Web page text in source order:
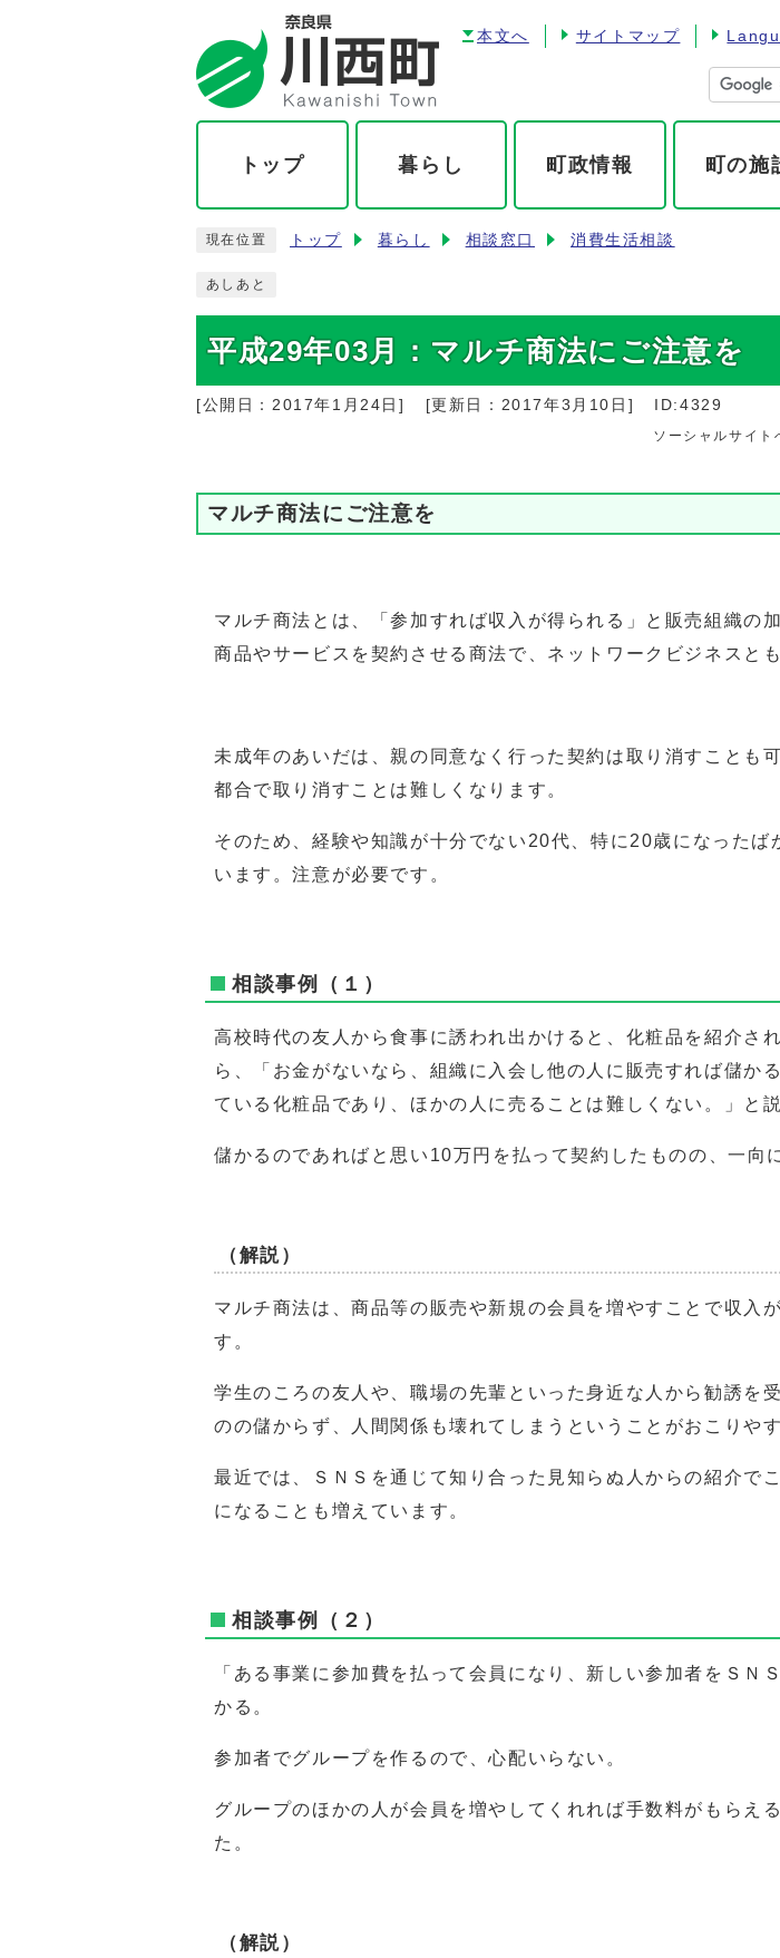
本文へ サイトマップ
トップ 暮らし 町政情報 町の施
現在位置 トップ 暮らし 相談窓口 消費生活相談
あしあと
平成29年03月：マルチ商法にご注意を
[公開日： 2017年1月24日 ] [更新日： 2017年3月10日 ] ID:4329
ソーシャルサイト
マルチ商法にご注意を
マルチ商法とは、「参加すれば収入が得られる」と販売組織の
商品やサービスを契約させる商法で、ネットワークビジネスと
未成年のあいだは、親の同意なく行った契約は取り消すことも
都合で取り消すことは難しくなります。
そのため、経験や知識が十分でない20代、特に20歳になったば
います。注意が必要です。
相談事例（１）
高校時代の友人から食事に誘われ出かけると、化粧品を紹介さ
ら、「お金がないなら、組織に入会し他の人に販売すれば儲か
ている化粧品であり、ほかの人に売ることは難しくない。」と説
儲かるのであればと思い10万円を払って契約したものの、一向
（解説）
マルチ商法は、商品等の販売や新規の会員を増やすことで収入
す。
学生のころの友人や、職場の先輩といった身近な人から勧誘を
のの儲からず、人間関係も壊れてしまうということがおこりや
最近では、ＳＮＳを通じて知り合った見知らぬ人からの紹介で
になることも増えています。
相談事例（２）
「ある事業に参加費を払って会員になり、新しい参加者をＳＮ
かる。
参加者でグループを作るので、心配いらない。
グループのほかの人が会員を増やしてくれれば手数料がもらえ
た。
（解説）